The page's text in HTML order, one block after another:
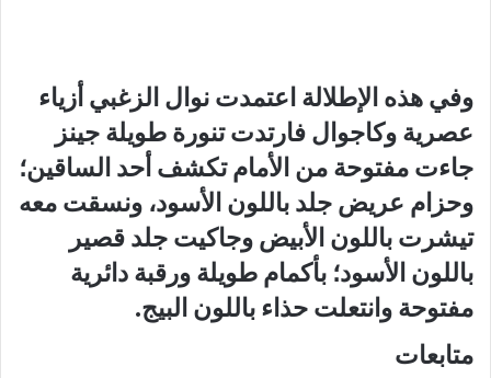
وفي هذه الإطلالة اعتمدت نوال الزغبي أزياء
عصرية وكاجوال فارتدت تنورة طويلة جينز
جاءت مفتوحة من الأمام تكشف أحد الساقين؛
وحزام عريض جلد باللون الأسود، ونسقت معه
تيشرت باللون الأبيض وجاكيت جلد قصير
باللون الأسود؛ بأكمام طويلة ورقبة دائرية
مفتوحة وانتعلت حذاء باللون البيج.
متابعات